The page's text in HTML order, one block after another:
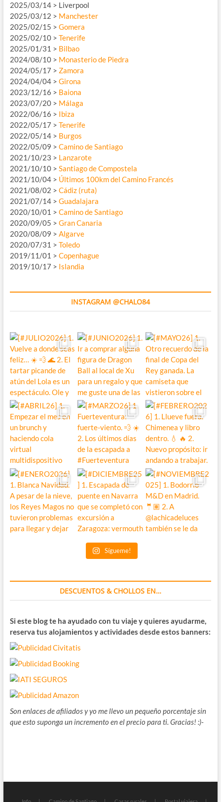
2025/03/14 > Liverpool
2025/03/12 > Manchester
2025/02/15 > Gomera
2025/02/10 > Tenerife
2025/01/31 > Bilbao
2024/08/10 > Monasterio de Piedra
2024/05/17 > Zamora
2024/04/04 > Girona
2023/12/16 > Baiona
2023/07/20 > Málaga
2022/06/16 > Ibiza
2022/05/17 > Tenerife
2022/05/14 > Burgos
2022/05/09 > Camino de Santiago
2021/10/23 > Lanzarote
2021/10/10 > Santiago de Compostela
2021/10/04 > Últimos 100km del Camino Francés
2021/08/02 > Cádiz (ruta)
2021/07/14 > Guadalajara
2020/10/01 > Camino de Santiago
2020/09/05 > Gran Canaria
2020/08/09 > Algarve
2020/07/31 > Toledo
2019/11/01 > Copenhague
2019/10/17 > Islandia
INSTAGRAM @CHALO84
Sígueme!
DESCUENTOS & CHOLLOS EN…
Si este blog te ha ayudado con tu viaje y quieres ayudarme,
reserva tus alojamientos y actividades desde estos banners:
Son enlaces de afiliados y yo me llevo un pequeño porcentaje sin
que esto suponga un incremento en el precio para ti. Gracias! :)-